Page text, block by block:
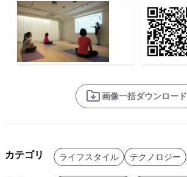
画像一括ダウンロード
カテゴリ ライフスタイル テクノロジー